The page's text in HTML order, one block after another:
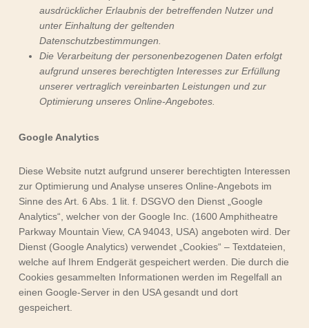
ausdrücklicher Erlaubnis der betreffenden Nutzer und
unter Einhaltung der geltenden
Datenschutzbestimmungen.
Die Verarbeitung der personenbezogenen Daten erfolgt
aufgrund unseres berechtigten Interesses zur Erfüllung
unserer vertraglich vereinbarten Leistungen und zur
Optimierung unseres Online-Angebotes.
Google Analytics
Diese Website nutzt aufgrund unserer berechtigten Interessen
zur Optimierung und Analyse unseres Online-Angebots im
Sinne des Art. 6 Abs. 1 lit. f. DSGVO den Dienst „Google
Analytics“, welcher von der Google Inc. (1600 Amphitheatre
Parkway Mountain View, CA 94043, USA) angeboten wird. Der
Dienst (Google Analytics) verwendet „Cookies“ – Textdateien,
welche auf Ihrem Endgerät gespeichert werden. Die durch die
Cookies gesammelten Informationen werden im Regelfall an
einen Google-Server in den USA gesandt und dort
gespeichert.